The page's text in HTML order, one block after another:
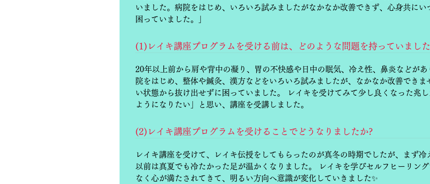
いました。病院をはじめ、いろいろ試みましたがなかなか改善できず、心身共に
困っていました。」
(1)レイキ講座プログラムを受ける前は、どのような問題を持っていました
20年以上前から肩や背中の凝り、胃の不快感や日中の眠気、冷え性、鼻炎などが
院をはじめ、整体や鍼灸、漢方などをいろいろ試みましたが、なかなか改善でき
い状態から抜け出せずに困っていました。 レイキを受けてみて少し良くなった兆
ようになりたい」と思い、講座を受講しました。
(2)レイキ講座プログラムを受けることでどうなりましたか?
レイキ講座を受けて、レイキ伝授をしてもらったのが真冬の時期でしたが、まず冷
以前は真夏でも冷たかった足が温かくなりました。 レイキを学びセルフヒーリン
なく心が満たされてきて、明るい方向へ意識が変化していきました✨